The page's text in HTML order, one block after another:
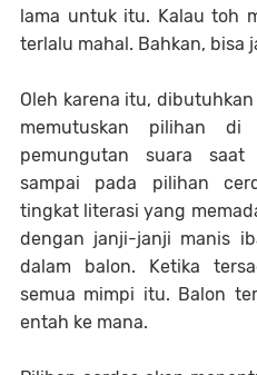
lama untuk itu. Kalau toh
terlalu mahal. Bahkan, bisa
Oleh karena itu,
memutuskan pilihan
pemungutan suara
sampai pada pilihan
tingkat literasi yang
dengan janji-janji manis
dalam balon. Ketika
semua mimpi itu. Balon
entah ke mana.